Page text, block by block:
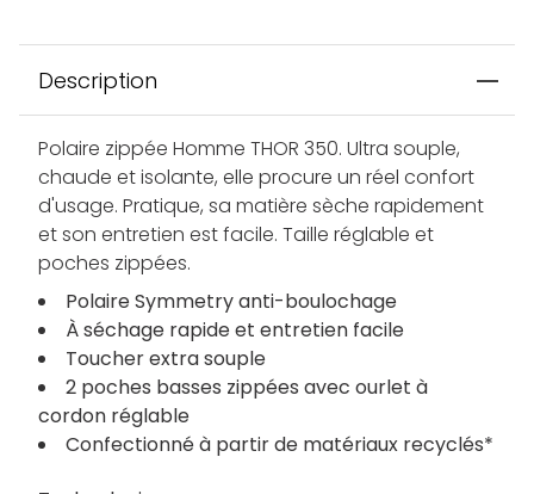
Description
Polaire zippée Homme THOR 350. Ultra souple,
chaude et isolante, elle procure un réel confort
d'usage. Pratique, sa matière sèche rapidement
et son entretien est facile. Taille réglable et
poches zippées.
Polaire Symmetry anti-boulochage
À séchage rapide et entretien facile
Toucher extra souple
2 poches basses zippées avec ourlet à
cordon réglable
Confectionné à partir de matériaux recyclés*